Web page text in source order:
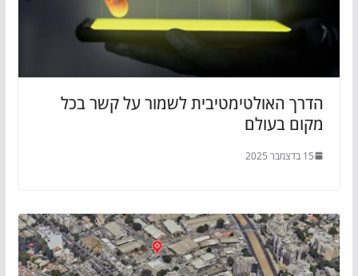
הדרך האולטימטיבית לשמור על קשר בכל
מקום בעולם
15 בדצמבר 2025